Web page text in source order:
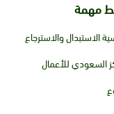
مهمة
الاستبدال والاسترجاع
السعودي للأعمال